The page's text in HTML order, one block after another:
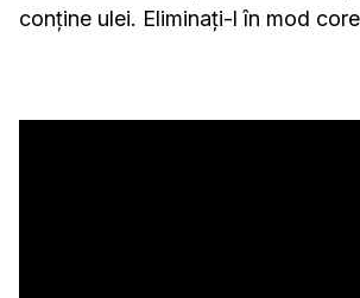
conține ulei. Eliminați-l în mod